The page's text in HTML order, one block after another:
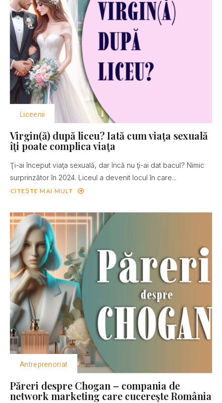
Liceenii
Virgin(ă) după liceu? Iată cum viaţa sexuală
îţi poate complica viaţa
Ţi-ai început viaţa sexuală, dar încă nu ţi-ai dat bacul? Nimic
surprinzător în 2024. Liceul a devenit locul în care...
CITEȘTE MAI MULT
Antreprenoriat
Păreri despre Chogan – compania de
network marketing care cucereşte România